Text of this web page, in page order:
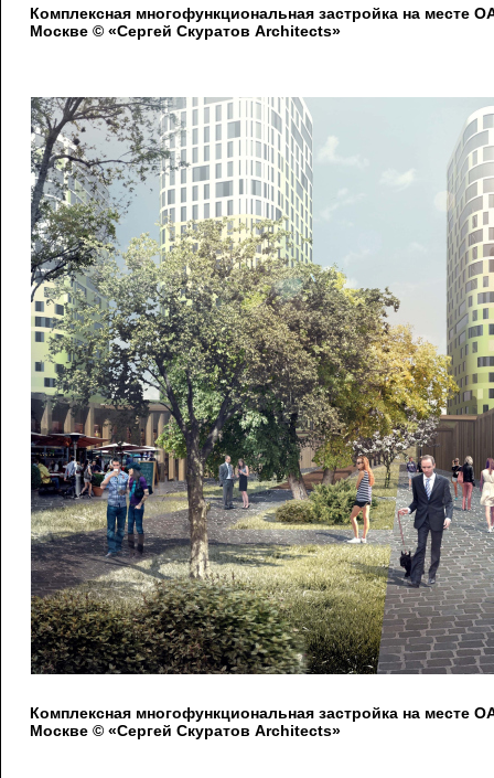
Комплексная многофункциональная застройка на месте
Москве © «Сергей Скуратов Architects»
Комплексная многофункциональная застройка на месте
Москве © «Сергей Скуратов Architects»